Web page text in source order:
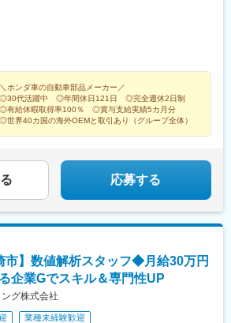
＼ホンダ車の自動車部品メーカー／
◎30代活躍中 ◎年間休日121日 ◎完全週休2日制
◎有給休暇取得率100％ ◎賞与支給実績5カ月分
◎世界40カ国の海外OEMと取引あり（グループ全体）
応募する
市】数値解析スタッフ◆月給30万円
企業Gでスキル＆専門性UP
グ株式会社
業種未経験歓迎